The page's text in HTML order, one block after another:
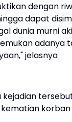
dengan
dapat
dunia murni
adanya
jelasnya
kejadian
korban